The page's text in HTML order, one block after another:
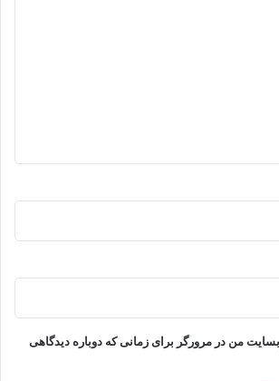
من در مرورگر برای زمانی که دوباره دیدگاهی